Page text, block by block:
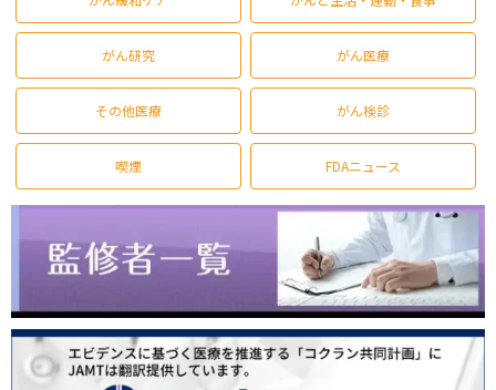
がん研究 がん医療
その他医療 がん検診
喫煙 FDAニュース